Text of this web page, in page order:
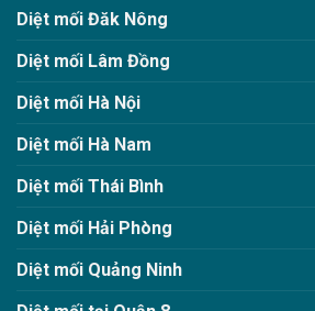
Diệt mối Đăk Nông
Diệt mối Lâm Đồng
Diệt mối Hà Nội
Diệt mối Hà Nam
Diệt mối Thái Bình
Diệt mối Hải Phòng
Diệt mối Quảng Ninh